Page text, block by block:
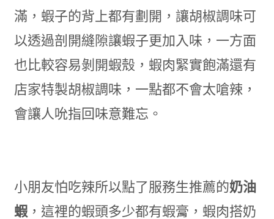
滿，蝦子的背上都有劃開，讓胡椒調味可
以透過剖開縫隙讓蝦子更加入味，一方面
也比較容易剝開蝦殼，蝦肉緊實飽滿還有
店家特製胡椒調味，一點都不會太嗆辣，
會讓人吮指回味意難忘。
小朋友怕吃辣所以點了服務生推薦的奶油
蝦，這裡的蝦頭多少都有蝦膏，蝦肉搭奶